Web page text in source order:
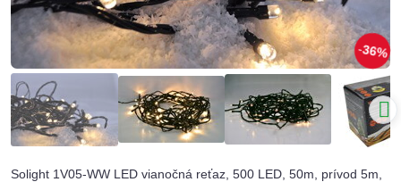
36%
Solight 1V05-WW LED vianočná reťaz, 500 LED, 50m, prívod 5m,